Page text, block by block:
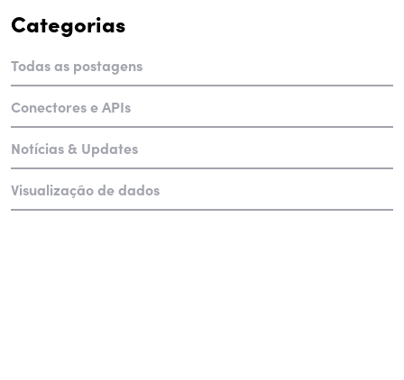
Categorias
Todas as postagens
Conectores e APIs
Notícias & Updates
Visualização de dados